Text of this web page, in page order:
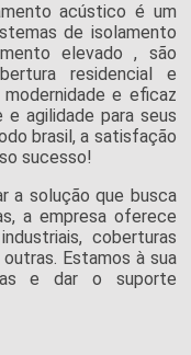
acústico é um
de isolamento
elevado , são
residencial e
e eficaz
e agilidade para seus
brasil, a satisfação
sucesso!
a solução que busca
a empresa oferece
coberturas
Estamos à sua
e dar o suporte